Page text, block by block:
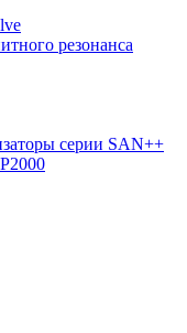
резонанса
серии SAN++